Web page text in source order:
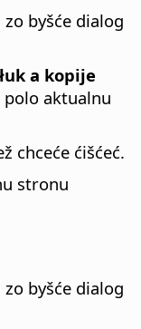
zo byšće dialog
a kopije
polo aktualnu
chceće ćišćeć.
stronu
zo byšće dialog